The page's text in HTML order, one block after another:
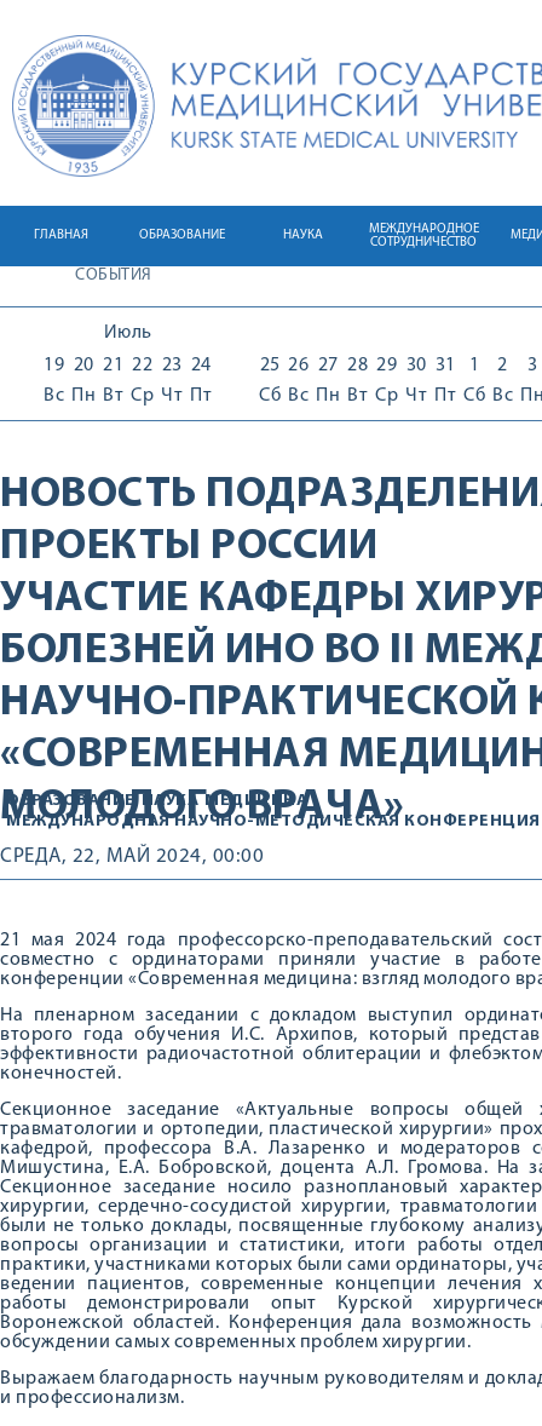
ГЛАВНАЯ ОБРАЗОВАНИЕ НАУКА
МЕЖДУНАРОДНОЕ
СОТРУДНИЧЕСТВО
СОБЫТИЯ
Июль
19
Вс
20
Пн
21
Вт
22
Ср
23
Чт
24
Пт
25
Сб
26
Вс
27
Пн
28
Вт
29
Ср
30
Чт
31
Пт
1
Сб
2
Вс
3
НОВОСТЬ
ПРОЕКТЫ РОССИИ
УЧАСТИЕ КАФЕДРЫ
БОЛЕЗНЕЙ ИНО ВО II
НАУЧНО-ПРАКТИЧЕСКОЙ
«СОВРЕМЕННАЯ
МОЛОДОГО ВРАЧА»
ОБРАЗОВАНИЕ НАУКА МЕДИЦИНА
МЕЖДУНАРОДНАЯ НАУЧНО-МЕТОДИЧЕСКАЯ КОНФЕРЕНЦИЯ
СРЕДА, 22, МАЙ 2024, 00:00
21 мая 2024 года профессорско-преподавательский
совместно с ординаторами приняли участие в
конференции «Современная медицина: взгляд молодого
На пленарном заседании с докладом выступил
второго года обучения И.С. Архипов, который
эффективности радиочастотной облитерации и
конечностей.
Секционное заседание «Актуальные вопросы общей
травматологии и ортопедии, пластической хирургии»
кафедрой, профессора В.А. Лазаренко и модераторов
Мишустина, Е.А. Бобровской, доцента А.Л. Громова. На
Секционное заседание носило разноплановый
хирургии, сердечно-сосудистой хирургии,
были не только доклады, посвященные глубокому
вопросы организации и статистики, итоги работы
практики, участниками которых были сами ординаторы,
ведении пациентов, современные концепции лечения
работы демонстрировали опыт Курской
Воронежской областей. Конференция дала
обсуждении самых современных проблем хирургии.
Выражаем благодарность научным руководителям и
и профессионализм.